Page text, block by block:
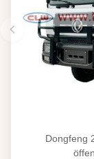
Dongfeng